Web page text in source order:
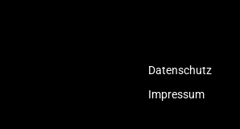
Datenschutz
Impressum